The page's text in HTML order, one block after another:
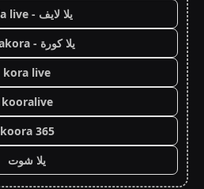
يلا لايف - yalla live
يلا كورة - yallakora
kora live
kooralive
koora 365
يلا شوت